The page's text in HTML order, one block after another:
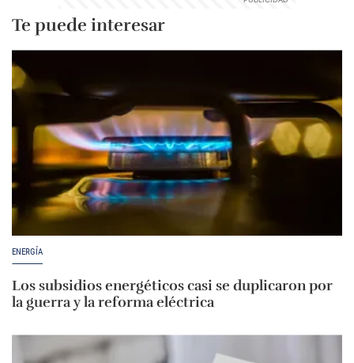
Te puede interesar
ENERGÍA
Los subsidios energéticos casi se duplicaron por
la guerra y la reforma eléctrica